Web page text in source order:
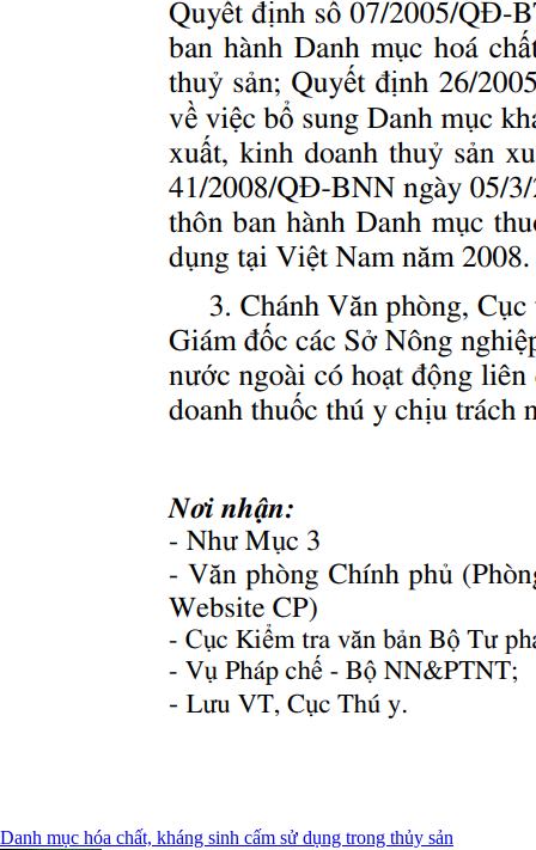
Danh mục hóa chất, kháng sinh cấm sử dụng trong thủy sản